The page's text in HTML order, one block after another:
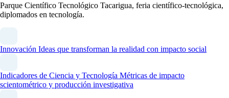
Parque Científico Tecnológico Tacarigua, feria científico-tecnológica,
diplomados en tecnología.
Innovación Ideas que transforman la realidad con impacto social
Indicadores de Ciencia y Tecnología Métricas de impacto
scientométrico y producción investigativa